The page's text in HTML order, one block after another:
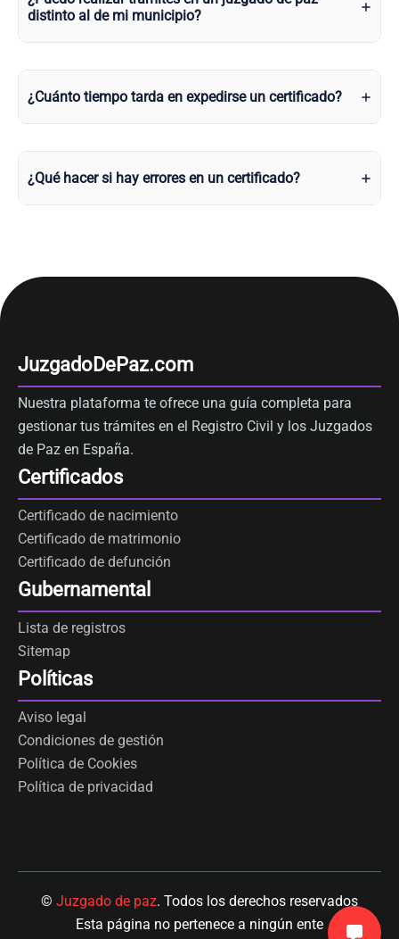
distinto al de mi municipio?
¿Cuánto tiempo tarda en expedirse un certificado?
¿Qué hacer si hay errores en un certificado?
JuzgadoDePaz.com
Nuestra plataforma te ofrece una guía completa para
gestionar tus trámites en el Registro Civil y los Juzgados
de Paz en España.
Certificados
Certificado de nacimiento
Certificado de matrimonio
Certificado de defunción
Gubernamental
Lista de registros
Sitemap
Políticas
Aviso legal
Condiciones de gestión
Política de Cookies
Política de privacidad
© Juzgado de paz. Todos los derechos reservados
Esta página no pertenece a ningún ente